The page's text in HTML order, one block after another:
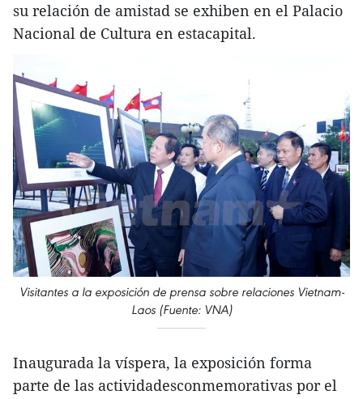
su relación de amistad se exhiben en el Palacio
Nacional de Cultura en estacapital.
Visitantes a la exposición de prensa sobre relaciones Vietnam-
Laos (Fuente: VNA)
Inaugurada la víspera, la exposición forma
parte de las actividadesconmemorativas por el